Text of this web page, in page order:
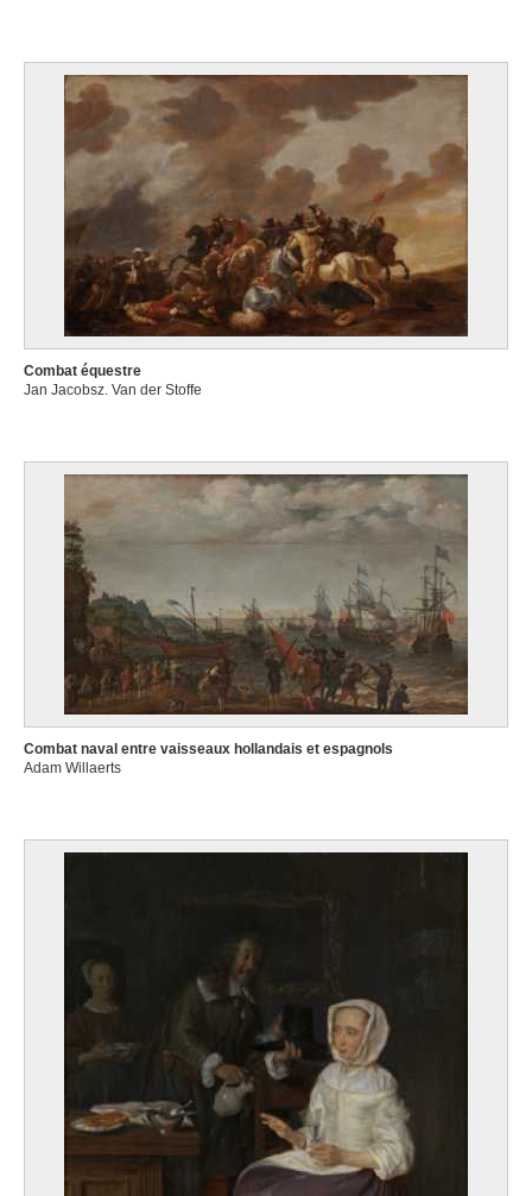
Combat équestre
Jan Jacobsz. Van der Stoffe
Combat naval entre vaisseaux hollandais et espagnols
Adam Willaerts